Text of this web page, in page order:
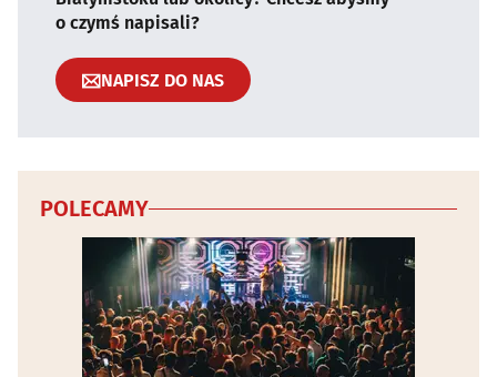
o czymś napisali?
NAPISZ DO NAS
POLECAMY